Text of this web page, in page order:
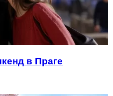
в Праге